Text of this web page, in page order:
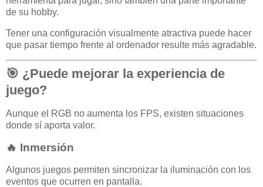
de su hobby.
Tener una configuración visualmente atractiva puede hacer
que pasar tiempo frente al ordenador resulte más agradable.
🎯 ¿Puede mejorar la experiencia de
juego?
Aunque el RGB no aumenta los FPS, existen situaciones
donde sí aporta valor.
🔥 Inmersión
Algunos juegos permiten sincronizar la iluminación con los
eventos que ocurren en pantalla.